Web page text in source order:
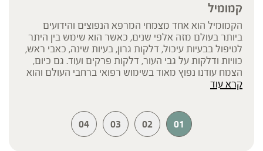
קמומיל
הקמומיל הוא אחד מצמחי המרפא הנפוצים והידועים
ביותר בעולם מזה אלפי שנים, כאשר הוא שימש בין היתר
לטיפול בבעיות עיכול, דלקות גרון, בעיות שינה, כאבי ראש,
כוויות ודלקות על גבי העור, דלקות פרקים ועוד. גם כיום,
הצמח עודנו נפוץ מאוד בשימוש רפואי ברחבי העולם והוא
לטיפול בדלקות וכיבים בקיבה.
קרא עוד
01
02
03
04